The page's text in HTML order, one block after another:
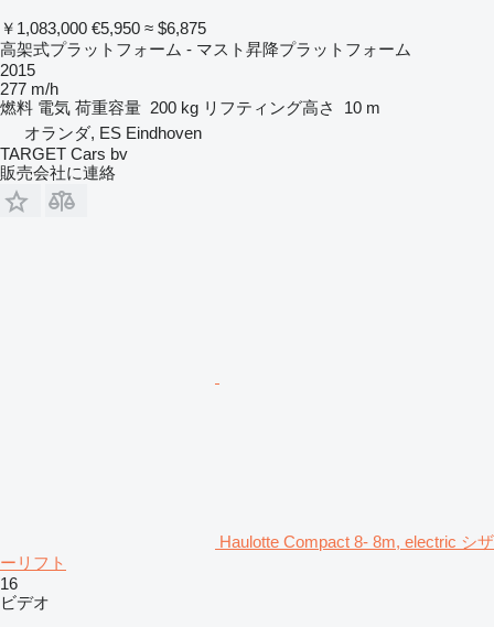
￥1,083,000 €5,950 ≈ $6,875
高架式プラットフォーム - マスト昇降プラットフォーム
2015
277 m/h
燃料 電気 荷重容量 200 kg リフティング高さ
10 m
オランダ, ES Eindhoven
TARGET Cars bv
販売会社に連絡
Haulotte Compact 8- 8m, electric シザ
ーリフト
16
ビデオ